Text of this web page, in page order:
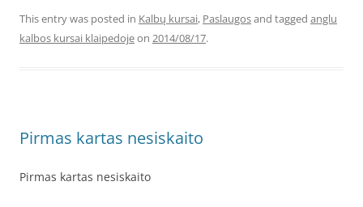
This entry was posted in Kalbų kursai, Paslaugosand tagged anglu
kalbos kursai klaipedojeon 2014/08/17.
Pirmas kartas nesiskaito
Pirmas kartas nesiskaito